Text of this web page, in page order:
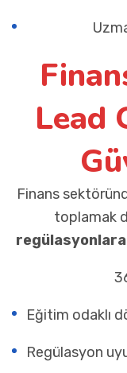
Lead
Finans
toplamak
regülasyonlara
Eğitim odaklı
Regülasyon